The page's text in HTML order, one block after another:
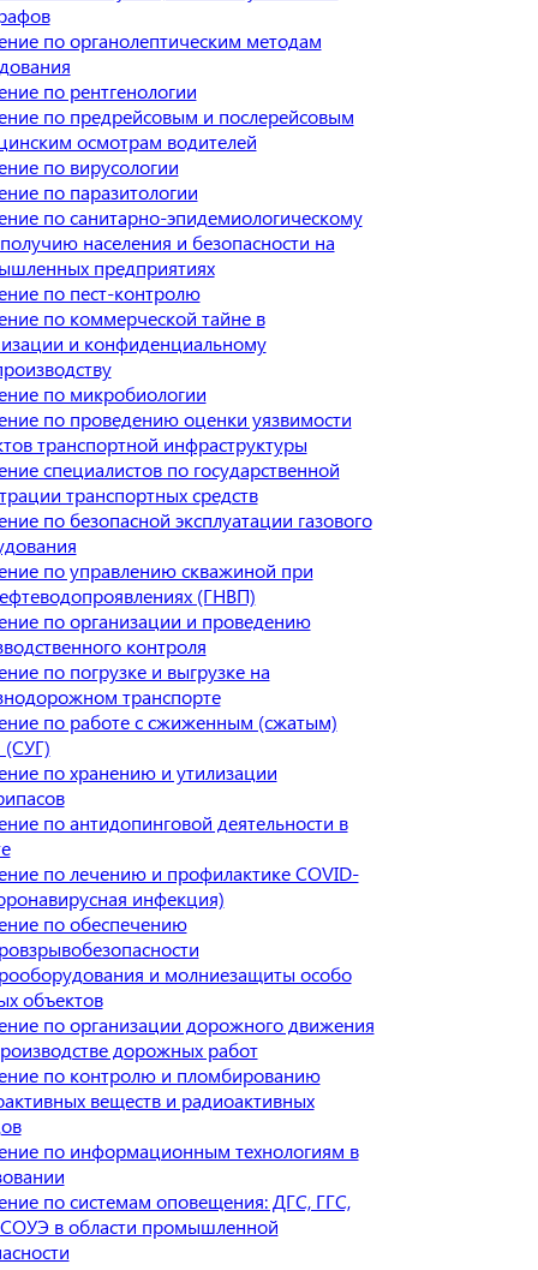
по органолептическим методам
по рентгенологии
по предрейсовым и послерейсовым
осмотрам водителей
по вирусологии
по паразитологии
по санитарно-эпидемиологическому
населения и безопасности на
предприятиях
по пест-контролю
по коммерческой тайне в
и конфиденциальному
по микробиологии
по проведению оценки уязвимости
транспортной инфраструктуры
специалистов по государственной
транспортных средств
по безопасной эксплуатации газового
по управлению скважиной при
(ГНВП)
по организации и проведению
контроля
по погрузке и выгрузке на
транспорте
по работе с сжиженным (сжатым)
(СУГ)
по хранению и утилизации
по антидопинговой деятельности в
по лечению и профилактике COVID-
инфекция)
по обеспечению
и молниезащиты особо
объектов
по организации дорожного движения
дорожных работ
по контролю и пломбированию
веществ и радиоактивных
по информационным технологиям в
по системам оповещения: ДГС, ГГС,
в области промышленной